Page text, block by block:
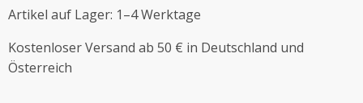
Artikel auf Lager: 1–4 Werktage
Kostenloser Versand ab 50 € in Deutschland und
Österreich